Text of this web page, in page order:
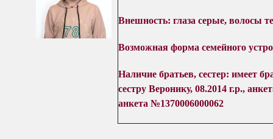
Внешность: глаза серые, волосы
Возможная форма семейного
Наличие братьев, сестер: имеет
сестру Веронику, 08.2014 г.р.,
анкета №1370006000062